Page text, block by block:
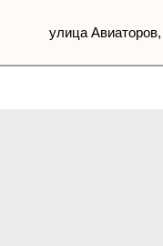
улица Авиаторов,